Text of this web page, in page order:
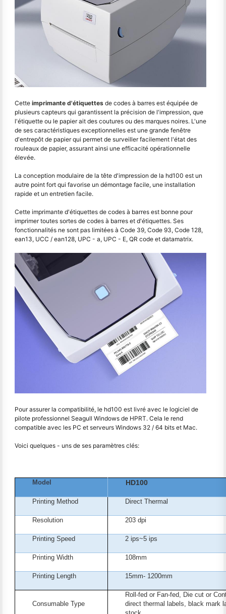
Cette imprimante d'étiquettes de codes à barres est équipée de
plusieurs capteurs qui garantissent la précision de l'impression, que
l'étiquette ou le papier ait des coutures ou des marques noires. L'une
de ses caractéristiques exceptionnelles est une grande fenêtre
d'entrepôt de papier qui permet de surveiller facilement l'état des
rouleaux de papier, assurant ainsi une efficacité opérationnelle
élevée.
La conception modulaire de la tête d'impression de la hd100 est un
autre point fort qui favorise un démontage facile, une installation
rapide et un entretien facile.
Cette imprimante d'étiquettes de codes à barres est bonne pour
imprimer toutes sortes de codes à barres et d'étiquettes. Ses
fonctionnalités ne sont pas limitées à Code 39, Code 93, Code 128,
ean13, UCC / ean128, UPC - a, UPC - E, QR code et datamatrix.
Pour assurer la compatibilité, le hd100 est livré avec le logiciel de
pilote professionnel Seagull Windows de HPRT. Cela le rend
compatible avec les PC et serveurs Windows 32 / 64 bits et Mac.
Voici quelques - uns de ses paramètres clés:
Model HD100
Printing Method Direct Thermal
Resolution 203 dpi
Printing Speed 2 ips~5 ips
Printing Width 108mm
Printing Length 15mm- 1200mm
Consumable Type
Roll-fed or Fan-fed, Die cut or
direct thermal labels, black mark